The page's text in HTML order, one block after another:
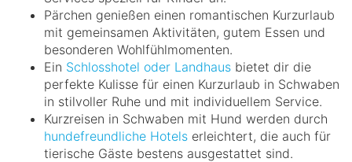
Pärchen genießen einen romantischen Kurzurlaub
mit gemeinsamen Aktivitäten, gutem Essen und
besonderen Wohlfühlmomenten.
Ein Schlosshotel oder Landhaus bietet dir die
perfekte Kulisse für einen Kurzurlaub in Schwaben
in stilvoller Ruhe und mit individuellem Service.
Kurzreisen in Schwaben mit Hund werden durch
hundefreundliche Hotels erleichtert, die auch für
tierische Gäste bestens ausgestattet sind.